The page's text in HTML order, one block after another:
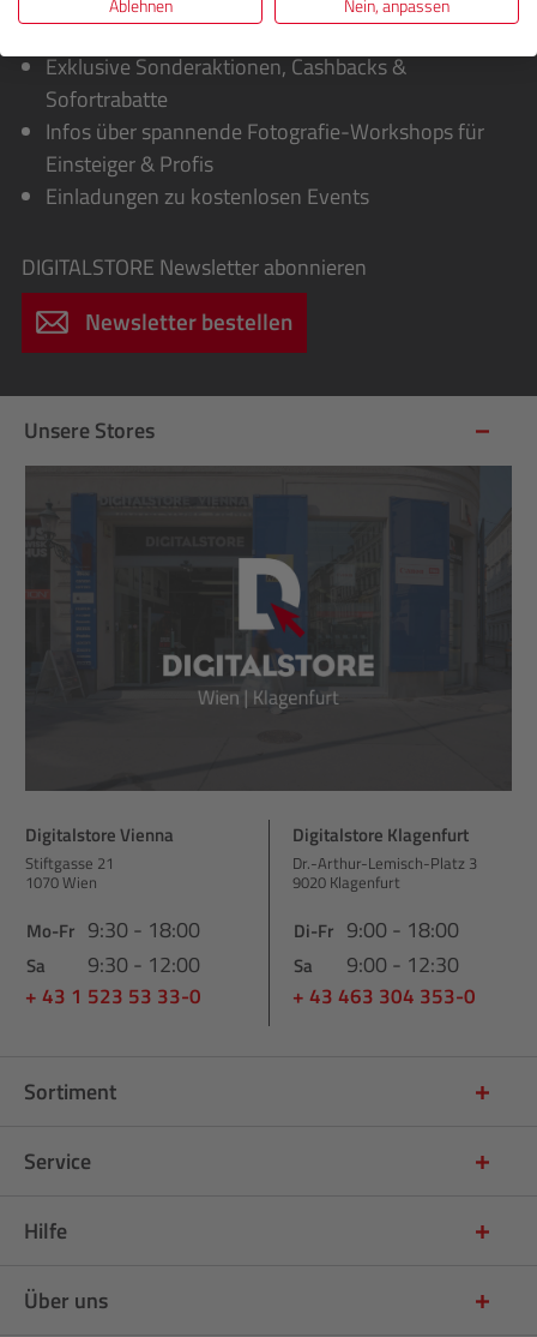
Sie erhalten von uns:
Exklusive Sonderaktionen, Cashbacks &
Sofortrabatte
Infos über spannende Fotografie-Workshops für
Einsteiger & Profis
Einladungen zu kostenlosen Events
DIGITALSTORE Newsletter abonnieren
Newsletter bestellen
Unsere Stores
Digitalstore Vienna
Stiftgasse 21
1070 Wien
Mo-Fr 9:30 - 18:00
Sa 9:30 - 12:00
+ 43 1 523 53 33-0
Digitalstore Klagenfurt
Dr.-Arthur-Lemisch-Platz 3
9020 Klagenfurt
Di-Fr 9:00 - 18:00
Sa 9:00 - 12:30
+ 43 463 304 353-0
Sortiment
Service
Hilfe
Über uns
Ablehnen
Nein, anpassen